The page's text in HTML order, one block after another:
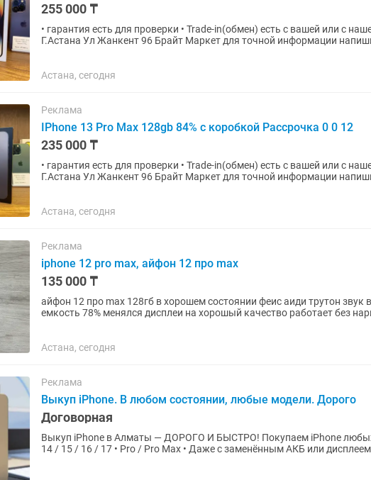
255 000 ₸
• гарантия есть для проверки • Trade-in(обмен) есть с вашей или с нашей доплатой Наш адрес:
Г.Астана Ул Жанкент 96 Брайт Маркет для точной информации напишите на График работы с
Астана, сегодня
Реклама
IPhone 13 Pro Max 128gb 84% с коробкой Рассрочка 0 0 12
235 000 ₸
• гарантия есть для проверки • Trade-in(обмен) есть с вашей или с нашей доплатой Наш адрес:
Г.Астана Ул Жанкент 96 Брайт Маркет для точной информации напишите на График работы с
Астана, сегодня
Реклама
iphone 12 pro max, айфон 12 про max
135 000 ₸
айфон 12 про max 128гб в хорошем состоянии феис аиди трутон звук
емкость 78% менялся дисплеи на хорошый качество работает без
Астана, сегодня
Реклама
Выкуп iPhone. В любом состоянии, любые модели. Дорого
Договорная
Выкуп iPhone в Алматы — ДОРОГО И БЫСТРО! Покупаем iPhone любых моделей: • 11 / 12 / 13 /
14 / 15 / 16 / 17 • Pro / Pro Max • Даже с заменённым АКБ или